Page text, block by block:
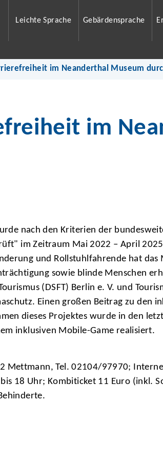
Leichte Sprache Gebärdensprache
im Neanderthal Museum
im
nach den Kriterien der
im Zeitraum Mai 2022 – April
und Rollstuhlfahrende hat das
sowie blinde Menschen
(DSFT) Berlin e. V. und
Einen großen Beitrag zu den
dieses Projektes wurde in den
inklusiven Mobile-Game realisiert.
Mettmann, Tel. 02104/97970;
18 Uhr; Kombiticket 11 Euro (inkl.